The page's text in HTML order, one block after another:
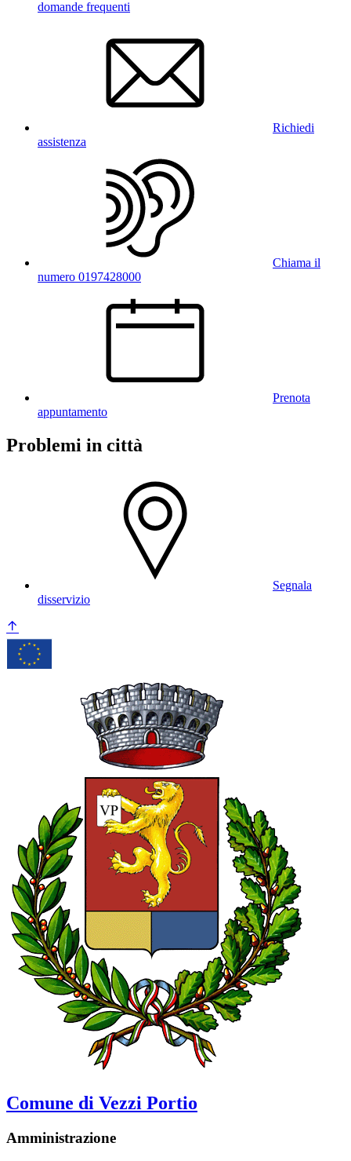
domande frequenti
Richiedi
assistenza
Chiama il
numero 0197428000
Prenota
appuntamento
Problemi in città
Segnala
disservizio
Comune di Vezzi Portio
Amministrazione